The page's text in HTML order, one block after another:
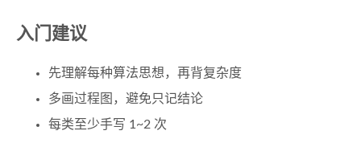
入门建议
先理解每种算法思想，再背复杂度
多画过程图，避免只记结论
每类至少手写 1~2 次